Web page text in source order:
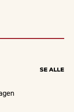
SE ALLE